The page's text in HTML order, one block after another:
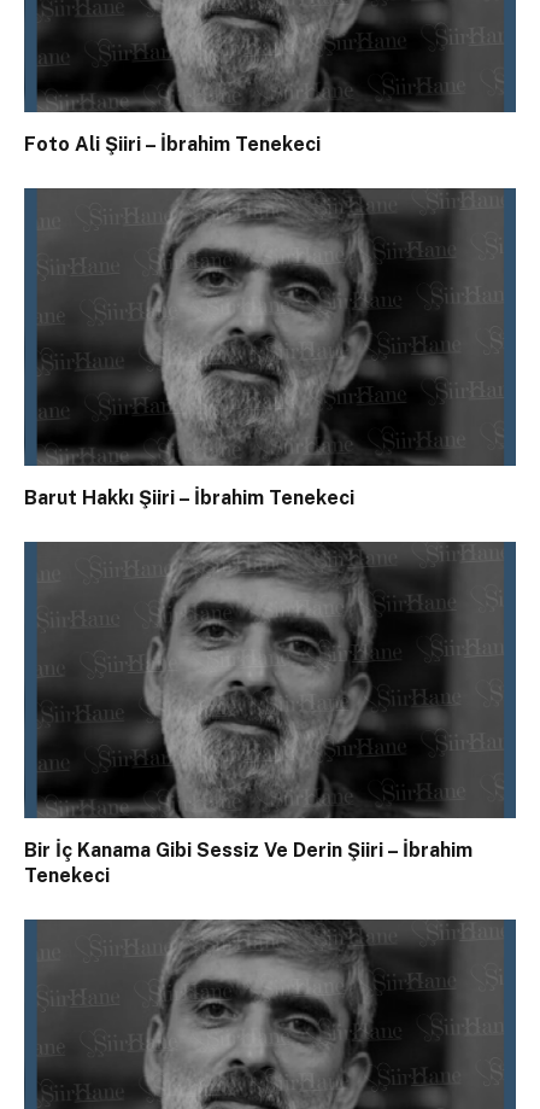
Foto Ali Şiiri – İbrahim Tenekeci
Barut Hakkı Şiiri – İbrahim Tenekeci
Bir İç Kanama Gibi Sessiz Ve Derin Şiiri – İbrahim
Tenekeci